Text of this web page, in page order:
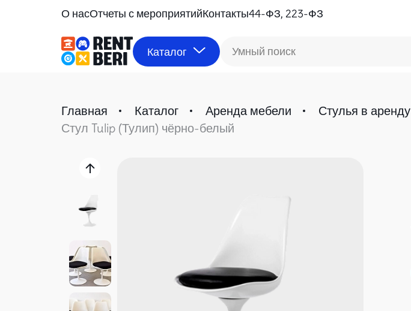
О насОтчеты с мероприятийКонтакты44-ФЗ, 223-ФЗ
Каталог Умный поиск
Главная Каталог Аренда мебели Стулья в аренду
Стул Tulip (Тулип) чёрно-белый